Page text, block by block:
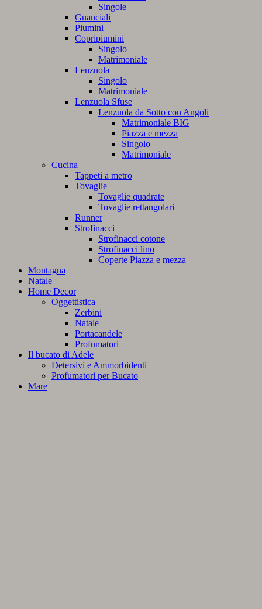
Singole
Guanciali
Piumini
Copripiumini
Singolo
Matrimoniale
Lenzuola
Singolo
Matrimoniale
Lenzuola Sfuse
Lenzuola da Sotto con Angoli
Matrimoniale BIG
Piazza e mezza
Singolo
Matrimoniale
Cucina
Tappeti a metro
Tovaglie
Tovaglie quadrate
Tovaglie rettangolari
Runner
Strofinacci
Strofinacci cotone
Strofinacci lino
Coperte Piazza e mezza
Montagna
Natale
Home Decor
Oggettistica
Zerbini
Natale
Portacandele
Profumatori
Il bucato di Adele
Detersivi e Ammorbidenti
Profumatori per Bucato
Mare